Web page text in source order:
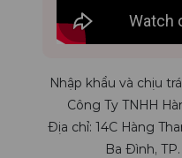
Nhập khẩu và chịu
Công Ty TNHH
Địa chỉ: 14C Hàng
Ba Đình,